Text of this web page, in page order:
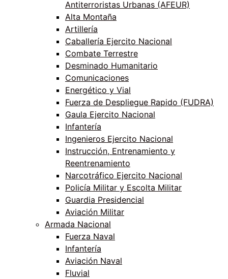
Antiterroristas Urbanas (AFEUR)
Alta Montaña
Artillería
Caballería Ejercito Nacional
Combate Terrestre
Desminado Humanitario
Comunicaciones
Energético y Vial
Fuerza de Despliegue Rapido (FUDRA)
Gaula Ejercito Nacional
Infantería
Ingenieros Ejercito Nacional
Instrucción, Entrenamiento y
Reentrenamiento
Narcotráfico Ejercito Nacional
Policía Militar y Escolta Militar
Guardia Presidencial
Aviación Militar
Armada Nacional
Fuerza Naval
Infantería
Aviación Naval
Fluvial